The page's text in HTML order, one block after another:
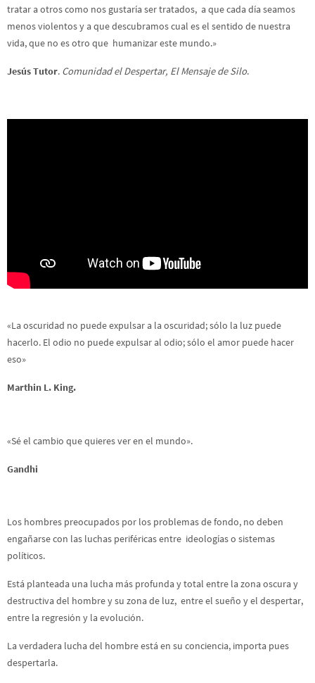
tratar a otros como nos gustaría ser tratados, a que cada día seamos
menos violentos y a que descubramos cual es el sentido de nuestra
vida, que no es otro que humanizar este mundo.»
Jesús Tutor. Comunidad el Despertar, El Mensaje de Silo.
«La oscuridad no puede expulsar a la oscuridad; sólo la luz puede
hacerlo. El odio no puede expulsar al odio; sólo el amor puede hacer
eso»
Marthin L. King.
«Sé el cambio que quieres ver en el mundo».
Gandhi
Los hombres preocupados por los problemas de fondo, no deben
engañarse con las luchas periféricas entre ideologías o sistemas
políticos.
Está planteada una lucha más profunda y total entre la zona oscura y
destructiva del hombre y su zona de luz, entre el sueño y el despertar,
entre la regresión y la evolución.
La verdadera lucha del hombre está en su conciencia, importa pues
despertarla.